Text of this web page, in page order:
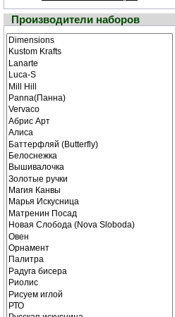
Производители наборов